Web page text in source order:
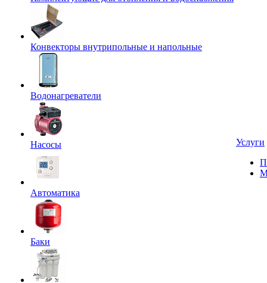
Конвекторы внутрипольные и напольные
Водонагреватели
Насосы
Автоматика
Баки
Услуги